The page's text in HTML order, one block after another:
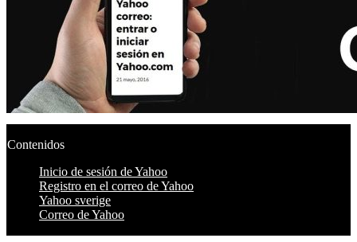
Contenidos
Inicio de sesión de Yahoo
Registro en el correo de Yahoo
Yahoo sverige
Correo de Yahoo